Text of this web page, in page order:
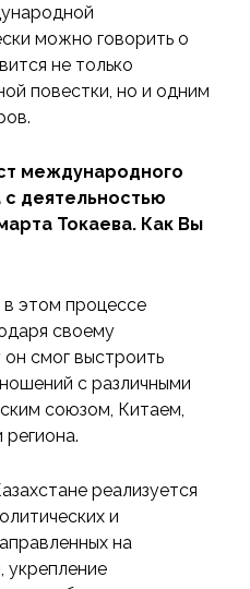
можно говорить о
не только
повестки, но и одним
международного
с деятельностью
Токаева. Как Вы
в этом процессе
своему
смог выстроить
с различными
союзом, Китаем,
реализуется
и
на
укрепление